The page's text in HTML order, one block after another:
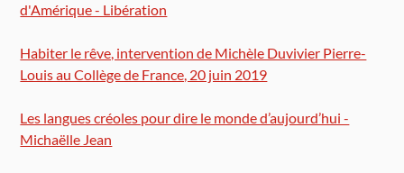
d'Amérique - Libération
Habiter le rêve, intervention de Michèle Duvivier Pierre-
Louis au Collège de France, 20 juin 2019
Les langues créoles pour dire le monde d’aujourd’hui -
Michaëlle Jean